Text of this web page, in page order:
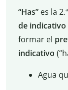
“Has”es la
de indicativo
formar el
indicativo
Agua